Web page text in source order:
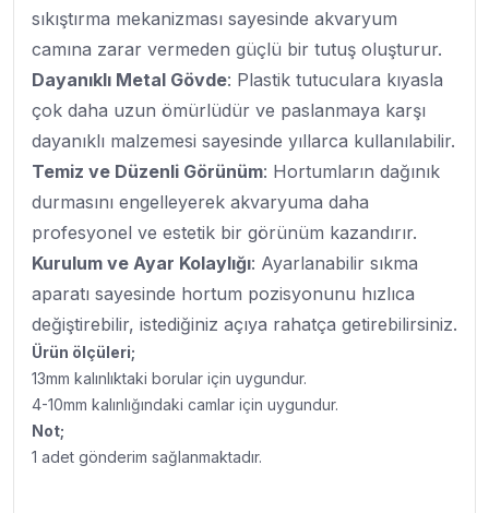
sıkıştırma mekanizması sayesinde akvaryum
camına zarar vermeden güçlü bir tutuş oluşturur.
Dayanıklı Metal Gövde: Plastik tutuculara kıyasla
çok daha uzun ömürlüdür ve paslanmaya karşı
dayanıklı malzemesi sayesinde yıllarca kullanılabilir.
Temiz ve Düzenli Görünüm: Hortumların dağınık
durmasını engelleyerek akvaryuma daha
profesyonel ve estetik bir görünüm kazandırır.
Kurulum ve Ayar Kolaylığı: Ayarlanabilir sıkma
aparatı sayesinde hortum pozisyonunu hızlıca
değiştirebilir, istediğiniz açıya rahatça getirebilirsiniz.
Ürün ölçüleri;
13mm kalınlıktaki borular için uygundur.
4-10mm kalınlığındaki camlar için uygundur.
Not;
1 adet gönderim sağlanmaktadır.